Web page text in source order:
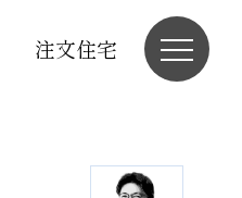
注文住宅